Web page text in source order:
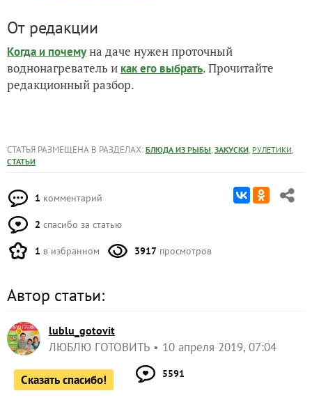
От редакции
Когда и почемуна даче нужен проточный
воднонагреватель и как его выбрать. Прочитайте
редакционный разбор.
СТАТЬЯ РАЗМЕЩЕНА В РАЗДЕЛАХ: БЛЮДА ИЗ РЫБЫ, ЗАКУСКИ, РУЛЕТИКИ,
СТАТЬИ
1 комментарий
2 спасибо за статью
1 в избранном 3917 просмотров
Автор статьи:
lublu_gotovit
ЛЮБЛЮ ГОТОВИТЬ 10 апреля 2019, 07:04
Сказать спасибо! 5591